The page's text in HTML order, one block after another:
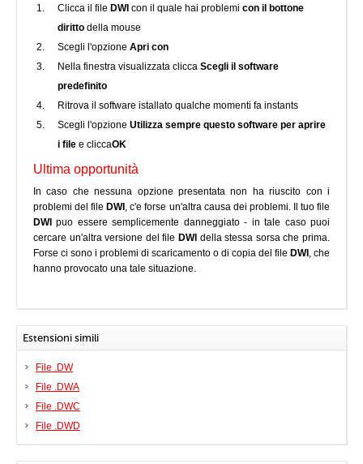
Clicca il file DWI con il quale hai problemi con il bottone
diritto della mouse
Scegli l'opzione Apri con
Nella finestra visualizzata clicca Scegli il software
predefinito
Ritrova il software istallato qualche momenti fa instants
Scegli l'opzione Utilizza sempre questo software per aprire
i file e cliccaOK
Ultima opportunità
In caso che nessuna opzione presentata non ha riuscito con i
problemi del file DWI , c'e forse un'altra causa dei problemi. Il tuo file
DWI puo essere semplicemente danneggiato - in tale caso puoi
cercare un'altra versione del file DWI della stessa sorsa che prima.
Forse ci sono i problemi di scaricamento o di copia del file DWI , che
hanno provocato una tale situazione.
Estensioni simili
File .DW
File .DWA
File .DWC
File .DWD